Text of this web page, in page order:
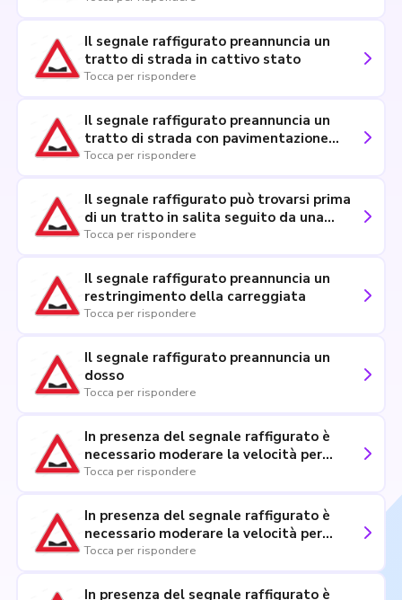
Il segnale raffigurato preannuncia un
tratto di strada in cattivo stato
Tocca per rispondere
Il segnale raffigurato preannuncia un
tratto di strada con pavimentazione
irregolare
Tocca per rispondere
Il segnale raffigurato può trovarsi prima
di un tratto in salita seguito da una
discesa
Tocca per rispondere
Il segnale raffigurato preannuncia un
restringimento della carreggiata
Tocca per rispondere
Il segnale raffigurato preannuncia un
dosso
Tocca per rispondere
In presenza del segnale raffigurato è
necessario moderare la velocità per
evitare danni alle sospensioni
Tocca per rispondere
In presenza del segnale raffigurato è
necessario moderare la velocità per
mantenere il controllo del veicolo
Tocca per rispondere
In presenza del segnale raffigurato è